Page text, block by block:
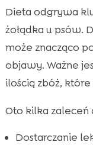
Dieta odgrywa
żołądka u psów.
może znacząco
objawy. Ważne
ilością zbóż,
Oto kilka zaleceń
Dostarczanie